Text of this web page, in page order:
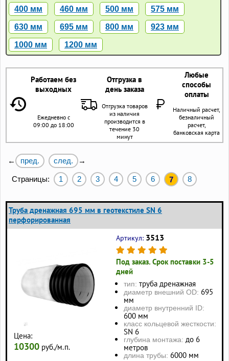
400 мм 460 мм 500 мм 575 мм
630 мм 695 мм 800 мм 923 мм
1000 мм 1200 мм
Работаем без
выходных
Отгрузка в
день заказа
Любые
способы
оплаты
Ежедневно с
09:00 до 18:00
Отгрузка товаров
из наличия
производится в
течение 30
минут
Наличный расчет,
безналичный
расчет,
банковская карта
← пред. след. →
Страницы: 1 2 3 4 5 6 7 8
Труба дренажная 695 мм в геотекстиле SN 6
перфорированная
Цена:
10300 руб./м.п.
Артикул: 3513
Под заказ. Срок поставки 3-5
дней
тип: труба дренажная
диаметр внешний OD: 695
мм
диаметр внутренний ID:
600 мм
класс кольцевой жесткости:
SN 6
глубина монтажа: до 6
метров
длина трубы: 6000 мм